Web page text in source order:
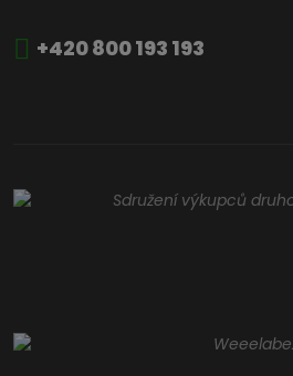
+420 800 193 193